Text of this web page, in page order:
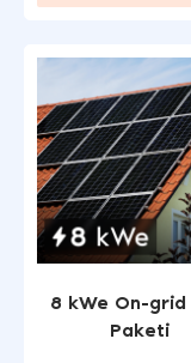
8 kWe On-grid
Paketi